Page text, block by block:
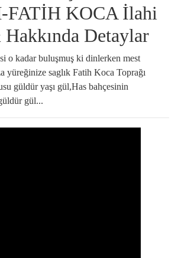
FATİH KOCA İlahi
Detaylar
o kadar buluşmuş ki dinlerken mest
yüreğinize saglık Fatih Koca Toprağı
güldür yaşı gül,Has bahçesinin
gül...